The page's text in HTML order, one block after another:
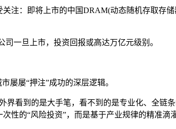
注：即将上市的中国DRAM(动态随机存取存
一旦上市，投资回报或高达万亿元级别。
屡“押注”成功的深层逻辑。
看到的是大手笔，看不到的是专业化、全链
性的“风险投资”，而是基于产业规律的精准滴灌